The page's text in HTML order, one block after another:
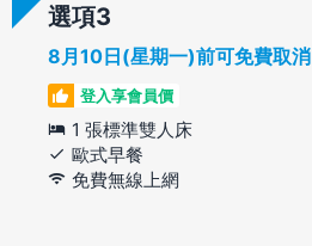
選項
8月10日(星期一)前可免費取消
登入享會員價
1 張標準雙人床
歐式早餐
免費無線上網